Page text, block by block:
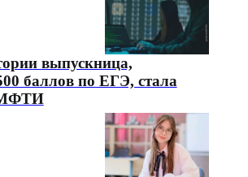
выпускница,
баллов по ЕГЭ, стала
МФТИ